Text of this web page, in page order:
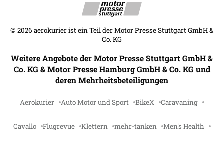
© 2026 aerokurier ist ein Teil der Motor Presse Stuttgart GmbH &
Co. KG
Weitere Angebote der Motor Presse Stuttgart GmbH &
Co. KG & Motor Presse Hamburg GmbH & Co. KG und
deren Mehrheitsbeteiligungen
Aerokurier Auto Motor und Sport BikeX Caravaning
Cavallo Flugrevue Klettern mehr-tanken Men's Health